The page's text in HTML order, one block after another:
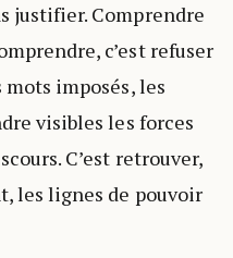
justifier. Comprendre
c’est refuser
imposés, les
visibles les forces
C’est retrouver,
les lignes de pouvoir